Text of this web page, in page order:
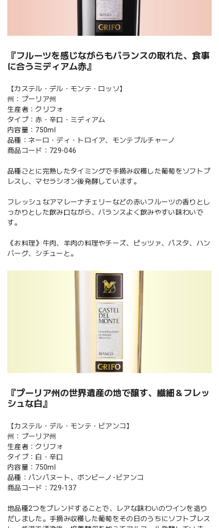
『フルーツを感じながらもバランスの取れた、食事
に合うミディアム赤』
【カステル・デル・モンテ・ロッソ】
州：プーリア州
生産者：クリフォ
タイプ：赤・辛口・ミディアム
内容量：750ml
品種：ネーロ・ディ・トロイア、モンテプルチャーノ
商品コード：729-046
品種ごとに完熟したタイミングで手摘み収穫した葡萄をソフトプ
レスし、マセラシオン後発酵しています。
フレッシュなアマレーナチェリーなどの赤いフルーツの香りとし
っかりとした飲み口ながら、バランスよく飲みやすい味わいで
す。
《お料理》牛肉、羊肉の料理やチーズ、ピッツァ、パスタ、ハン
バーグ、シチューと。
『プーリア州の世界遺産の地で醸す、繊細＆フレッ
シュな白』
【カステル・デル・モンテ・ビアンコ】
州：プーリア州
生産者：クリフォ
タイプ：白・辛口
内容量：750ml
品種：パンパヌート、ボンビーノ･ビアンコ
商品コード：729-137
地品種2つをブレンドすることで、レアな味わいのワインを造り
だしました。手摘み収穫した葡萄をその日のうちにソフトプレス